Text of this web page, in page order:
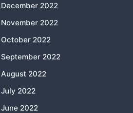
December 2022
November 2022
October 2022
September 2022
August 2022
July 2022
June 2022